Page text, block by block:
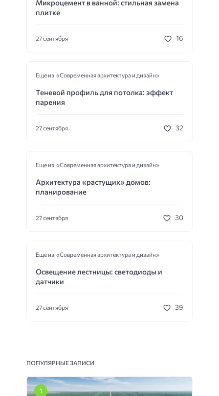
Микроцемент в ванной: стильная замена
плитке
27 сентября 16
Еще из «Современная архитектура и дизайн»
Теневой профиль для потолка: эффект
парения
27 сентября 32
Еще из «Современная архитектура и дизайн»
Архитектура «растущих» домов:
планирование
27 сентября 30
Еще из «Современная архитектура и дизайн»
Освещение лестницы: светодиоды и
датчики
27 сентября 39
ПОПУЛЯРНЫЕ ЗАПИСИ